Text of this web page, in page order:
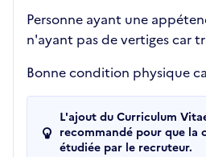
Personne ayant une
n'ayant pas de vertiges car
Bonne condition physique
L'ajout du Curriculum
recommandé pour que la
étudiée par le recruteur.